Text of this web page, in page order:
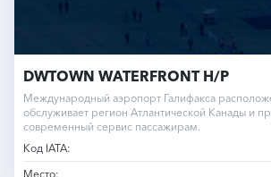
DWTOWN WATERFRONT H/P
Международный аэропорт Галифакса
обслуживает регион Атлантической Канады и
современный сервис пассажирам.
Код IATA:
Место: